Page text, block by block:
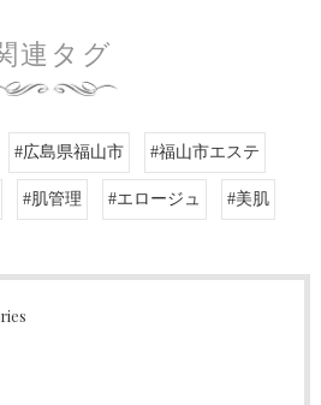
連タグ
#広島県福山市 #福山市エステ
#肌管理 #エロージュ #美肌